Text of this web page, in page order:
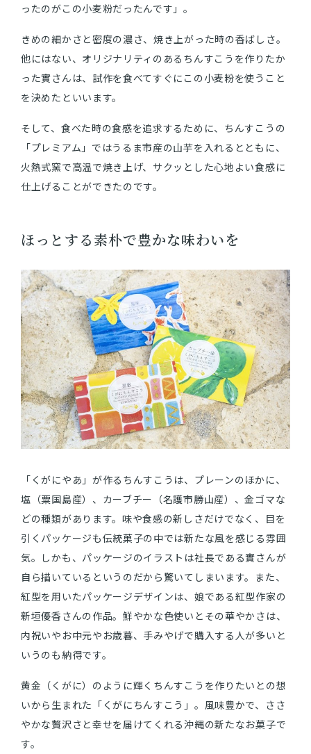
ったのがこの小麦粉だったんです」。
きめの細かさと密度の濃さ、焼き上がった時の香ばしさ。
他にはない、オリジナリティのあるちんすこうを作りたか
った實さんは、試作を食べてすぐにこの小麦粉を使うこと
を決めたといいます。
そして、食べた時の食感を追求するために、ちんすこうの
「プレミアム」ではうるま市産の山芋を入れるとともに、
火熱式窯で高温で焼き上げ、サクッとした心地よい食感に
仕上げることができたのです。
ほっとする素朴で豊かな味わいを
「くがにやあ」が作るちんすこうは、プレーンのほかに、
塩（粟国島産）、カーブチー（名護市勝山産）、金ゴマな
どの種類があります。味や食感の新しさだけでなく、目を
引くパッケージも伝統菓子の中では新たな風を感じる雰囲
気。しかも、パッケージのイラストは社長である實さんが
自ら描いているというのだから驚いてしまいます。また、
紅型を用いたパッケージデザインは、娘である紅型作家の
新垣優香さんの作品。鮮やかな色使いとその華やかさは、
内祝いやお中元やお歳暮、手みやげで購入する人が多いと
いうのも納得です。
黄金（くがに）のように輝くちんすこうを作りたいとの想
いから生まれた「くがにちんすこう」。風味豊かで、ささ
やかな贅沢さと幸せを届けてくれる沖縄の新たなお菓子で
す。